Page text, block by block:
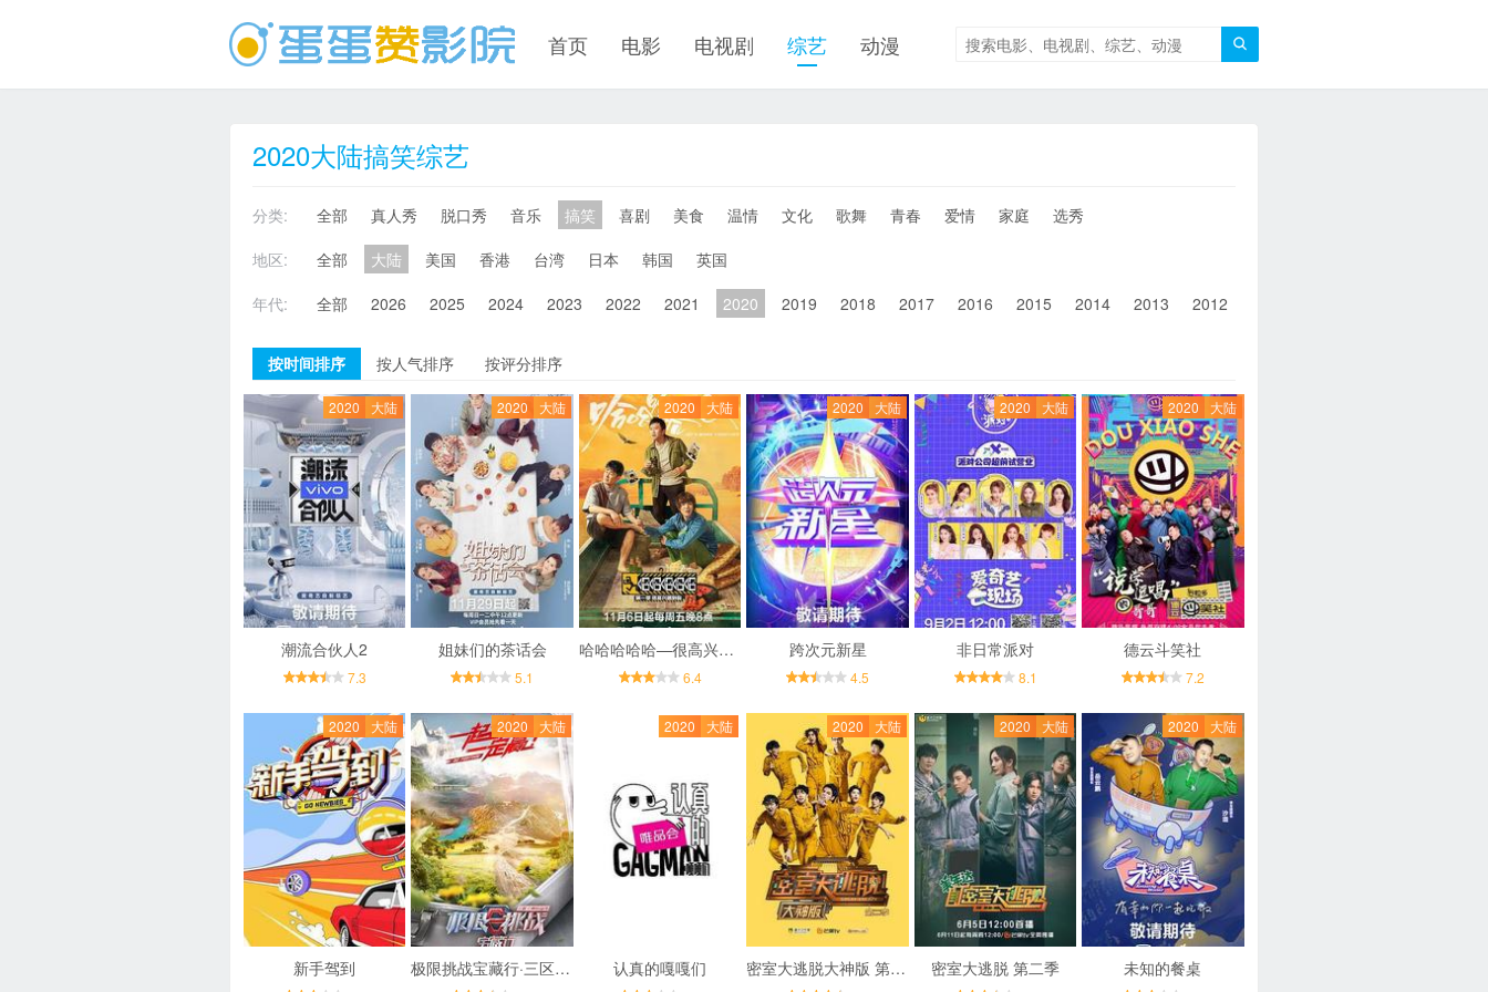

首页 电影 电视剧 综艺 动漫
2020大陆搞笑综艺
分类: 全部 真人秀 脱口秀 音乐 搞笑 喜剧 美食 温情 文化 歌舞 青春 爱情 家庭
选秀
地区:
全部 大陆 美国 香港 台湾 日本 韩国
英国
年代:
全部 2026 2025 2024 2023 2022 2021 2020 2019 2018 2017 2016 2015 2014 2013 2012
按时间排序 按人气排序 按评分排序
2020 大陆
潮流合伙人2
7.3
2020 大陆
姐妹们的茶话会
5.1
2020 大陆
哈哈哈哈哈—很高兴遇到你
6.4
2020 大陆
跨次元新星
4.5
2020 大陆
非日常派对
8.1
2020 大陆
德云斗笑社
7.2
2020 大陆
新手驾到
2020 大陆
极限挑战宝藏行·三区三州公益季
2020 大陆
认真的嘎嘎们
2020 大陆
密室大逃脱大神版 第二季
2020 大陆
密室大逃脱 第二季
2020 大陆
未知的餐桌